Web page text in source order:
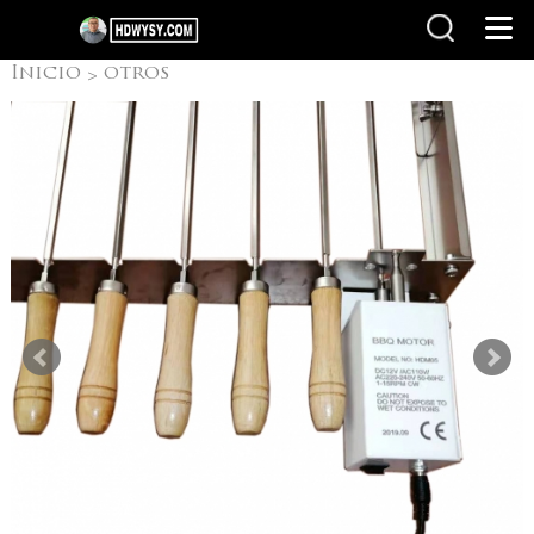
Inicio > otros
productos>
Parrilla
Rotaria Brasileña